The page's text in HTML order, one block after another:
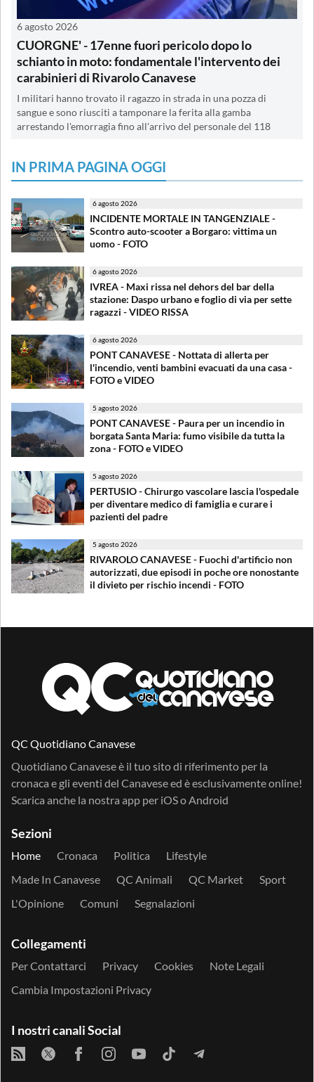
6 agosto 2026
CUORGNE' - 17enne fuori pericolo dopo lo
schianto in moto: fondamentale l'intervento dei
carabinieri di Rivarolo Canavese
I militari hanno trovato il ragazzo in strada in una pozza di
sangue e sono riusciti a tamponare la ferita alla gamba
arrestando l'emorragia fino all'arrivo del personale del 118
IN PRIMA PAGINA OGGI
6 agosto 2026
INCIDENTE MORTALE IN TANGENZIALE -
Scontro auto-scooter a Borgaro: vittima un
uomo - FOTO
6 agosto 2026
IVREA - Maxi rissa nel dehors del bar della
stazione: Daspo urbano e foglio di via per sette
ragazzi - VIDEO RISSA
6 agosto 2026
PONT CANAVESE - Nottata di allerta per
l'incendio, venti bambini evacuati da una casa -
FOTO e VIDEO
5 agosto 2026
PONT CANAVESE - Paura per un incendio in
borgata Santa Maria: fumo visibile da tutta la
zona - FOTO e VIDEO
5 agosto 2026
PERTUSIO - Chirurgo vascolare lascia l'ospedale
per diventare medico di famiglia e curare i
pazienti del padre
5 agosto 2026
RIVAROLO CANAVESE - Fuochi d'artificio non
autorizzati, due episodi in poche ore nonostante
il divieto per rischio incendi - FOTO
QC Quotidiano Canavese
Quotidiano Canavese è il tuo sito di riferimento per la
cronaca e gli eventi del Canavese ed è esclusivamente online!
Scarica anche la nostra app per iOSo Android
Sezioni
Home Cronaca Politica
Lifestyle
Made In Canavese
QC Animali QC Market
Sport
L'Opinione
Comuni Segnalazioni
Collegamenti
Per Contattarci Privacy Cookies
Note Legali
Cambia Impostazioni Privacy
I nostri canali Social